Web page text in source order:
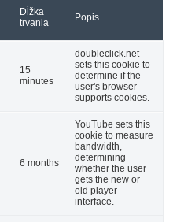
Dĺžka
trvania
Popis
15
minutes
doubleclick.net
sets this cookie to
determine if the
user's browser
supports cookies.
6 months
YouTube sets this
cookie to measure
bandwidth,
determining
whether the user
gets the new or
old player
interface.